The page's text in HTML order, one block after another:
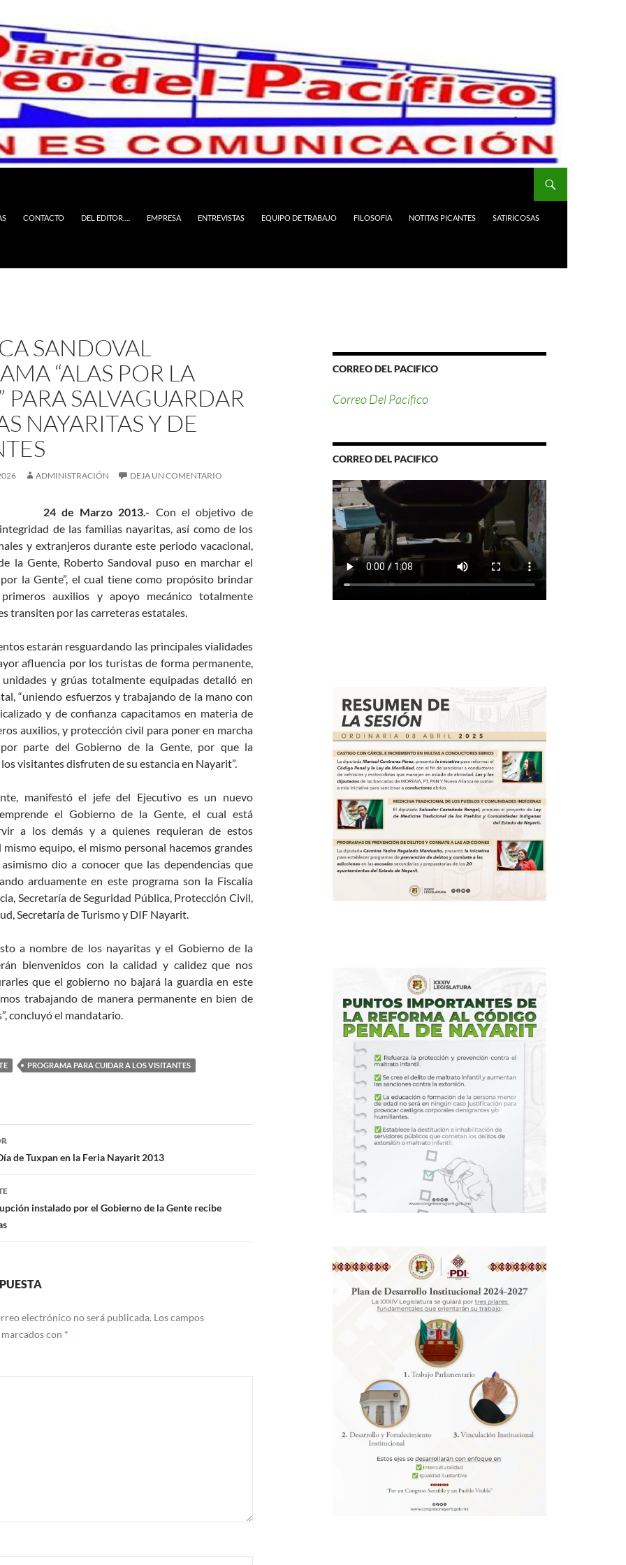
CONTACTO DEL EDITOR…. EMPRESA ENTREVISTAS EQUIPO DE TRABAJO FILOSOFIA NOTITAS PICANTES SATIRICOSAS
SANDOVAL
“ALAS POR LA
PARA SALVAGUARDAR
NAYARITAS Y DE
ADMINISTRACIÓN DEJA UN COMENTARIO
24 de Marzo 2013.- Con el objetivo de
de las familias nayaritas, así como de los
y extranjeros durante este periodo vacacional,
la Gente, Roberto Sandoval puso en marchar el
la Gente”, el cual tiene como propósito brindar
auxilios y apoyo mecánico totalmente
transiten por las carreteras estatales.
estarán resguardando las principales vialidades
afluencia por los turistas de forma permanente,
unidades y grúas totalmente equipadas detalló en
“uniendo esfuerzos y trabajando de la mano con
y de confianza capacitamos en materia de
auxilios, y protección civil para poner en marcha
parte del Gobierno de la Gente, por que la
visitantes disfruten de su estancia en Nayarit”.
manifestó el jefe del Ejecutivo es un nuevo
el Gobierno de la Gente, el cual está
a los demás y a quienes requieran de estos
mismo equipo, el mismo personal hacemos grandes
dio a conocer que las dependencias que
arduamente en este programa son la Fiscalía
Secretaría de Seguridad Pública, Protección Civil,
Secretaría de Turismo y DIF Nayarit.
a nombre de los nayaritas y el Gobierno de la
bienvenidos con la calidad y calidez que nos
que el gobierno no bajará la guardia en este
trabajando de manera permanente en bien de
concluyó el mandatario.
PROGRAMA PARA CUIDAR A LOS VISITANTES
de Tuxpan en la Feria Nayarit 2013
instalado por el Gobierno de la Gente recibe
electrónico no será publicada. Los campos
con *
CORREO DEL PACIFICO
Correo Del Pacifico
CORREO DEL PACIFICO